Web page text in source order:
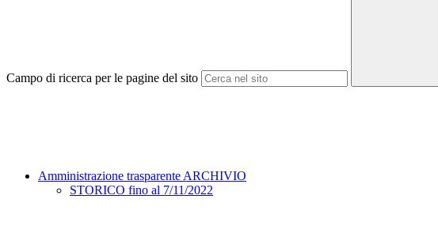
Campo di ricerca per le pagine del sito
Amministrazione trasparente ARCHIVIO
STORICO fino al 7/11/2022